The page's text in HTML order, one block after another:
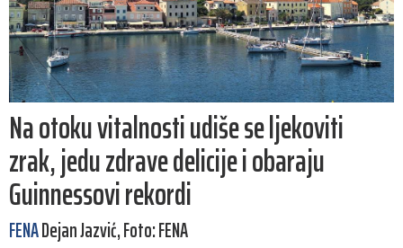
Na otoku vitalnosti udiše se ljekoviti
zrak, jedu zdrave delicije i obaraju
Guinnessovi rekordi
FENADejan Jazvić, Foto: FENA